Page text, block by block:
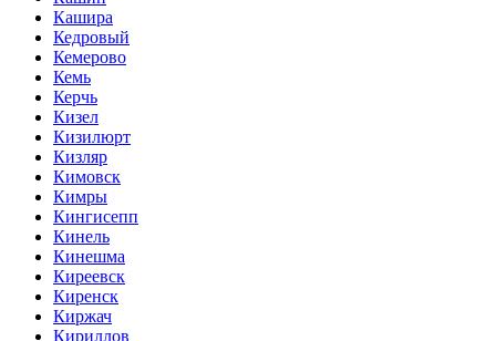
Кашира
Кедровый
Кемерово
Кемь
Керчь
Кизел
Кизилюрт
Кизляр
Кимовск
Кимры
Кингисепп
Кинель
Кинешма
Киреевск
Киренск
Киржач
Кириллов